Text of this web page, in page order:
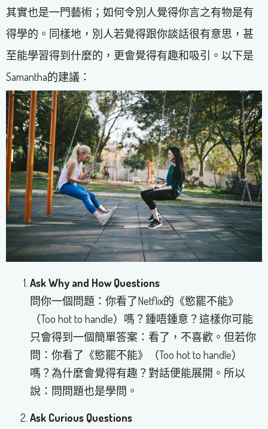
其實也是一門藝術；如何令別人覺得你言之有物是有
得學的。同樣地，別人若覺得跟你談話很有意思，甚
至能學習得到什麼的，更會覺得有趣和吸引。以下是
Samantha的建議：
Ask Why and How Questions
問你一個問題：你看了Netflix的《慾罷不能》
（Too hot to handle）嗎？鍾唔鍾意？這樣你可能
只會得到一個簡單答案：看了，不喜歡。但若你
問：你看了《慾罷不能》（Too hot to handle）
嗎？為什麼會覺得有趣？對話便能展開。所以
說：問問題也是學問。
Ask Curious Questions